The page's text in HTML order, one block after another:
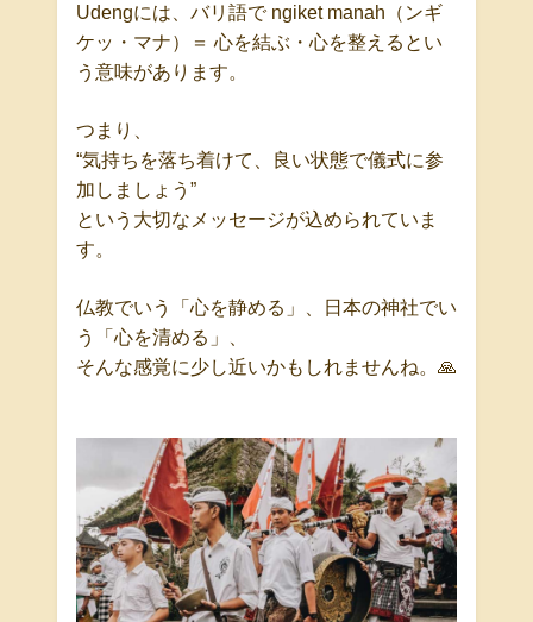
Udengには、バリ語で ngiket manah （ンギ
ケッ・マナ）＝ 心を結ぶ・心を整える とい
う意味があります。
つまり、
“気持ちを落ち着けて、良い状態で儀式に参
加しましょう ”
という大切なメッセージが込められていま
す。
仏教でいう「心を静める」、日本の神社でい
う「心を清める」、
そんな感覚に少し近いかもしれませんね。 🙏